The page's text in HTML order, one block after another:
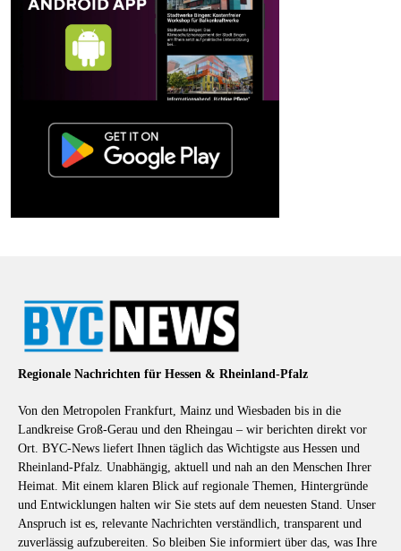
Regionale Nachrichten für Hessen & Rheinland-Pfalz
Von den Metropolen Frankfurt, Mainz und Wiesbaden bis in die
Landkreise Groß-Gerau und den Rheingau – wir berichten direkt vor
Ort. BYC-News liefert Ihnen täglich das Wichtigste aus Hessen und
Rheinland-Pfalz. Unabhängig, aktuell und nah an den Menschen Ihrer
Heimat. Mit einem klaren Blick auf regionale Themen, Hintergründe
und Entwicklungen halten wir Sie stets auf dem neuesten Stand. Unser
Anspruch ist es, relevante Nachrichten verständlich, transparent und
zuverlässig aufzubereiten. So bleiben Sie informiert über das, was Ihre